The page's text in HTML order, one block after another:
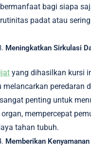
bagi siapa
padat atau
Meningkatkan Sirkulasi
yang dihasilkan kursi
melancarkan peredaran
penting untuk
mempercepat
tahan tubuh.
Memberikan